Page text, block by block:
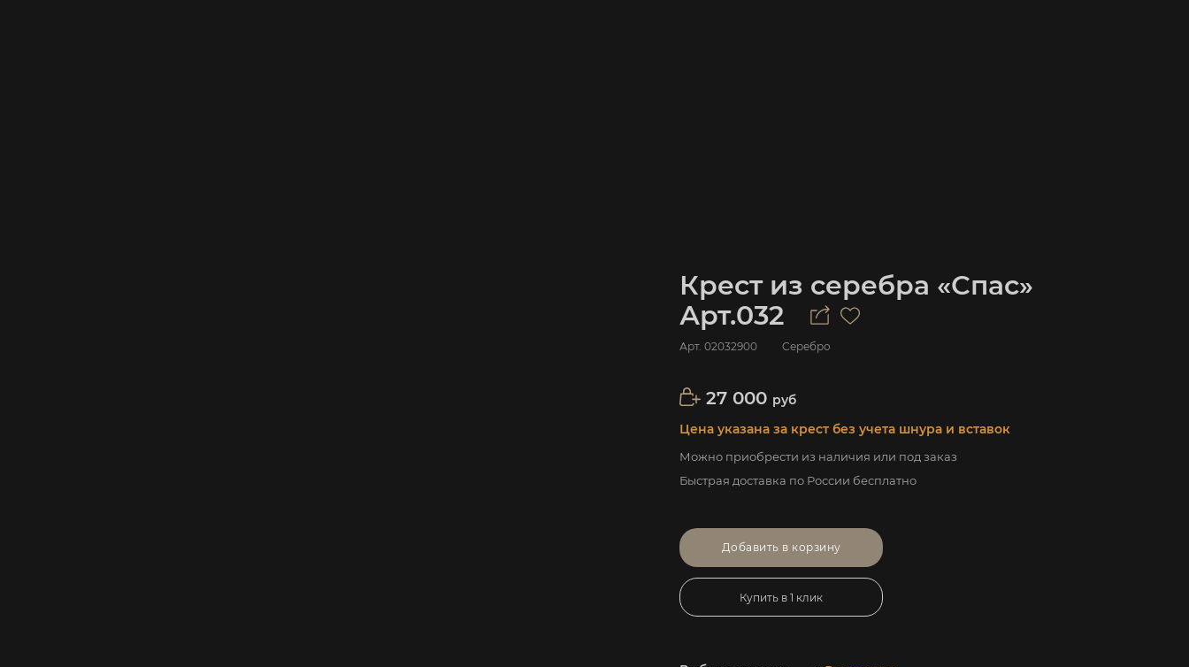
Крест из серебра «Спас»
Арт.032
Арт. 02032900 Серебро
27 000 руб
Цена указана за крест без учета шнура и вставок
Можно приобрести из наличия или под заказ
Быстрая доставка по России бесплатно
Добавить в корзину
Купить в 1 клик